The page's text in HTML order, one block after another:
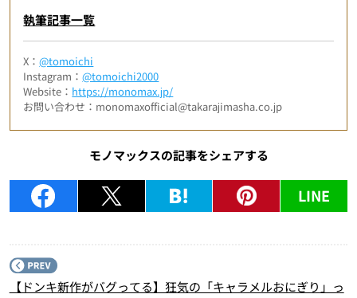
執筆記事一覧
X：@tomoichi
Instagram：@tomoichi2000
Website： https://monomax.jp/
お問い合わせ：monomaxofficial@takarajimasha.co.jp
モノマックスの記事をシェアする
LINE
【ドンキ新作がバグってる】狂気の「キャラメルおにぎり」っ